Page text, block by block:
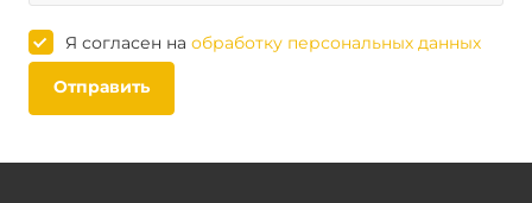
Я согласен на обработку персональных данных
Отправить